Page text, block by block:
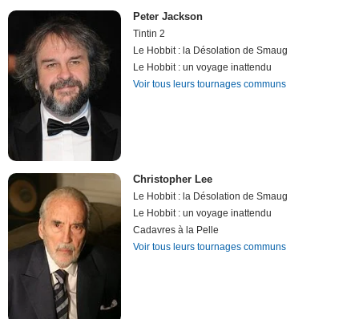
Peter Jackson
Tintin 2
Le Hobbit : la Désolation de Smaug
Le Hobbit : un voyage inattendu
Voir tous leurs tournages communs
Christopher Lee
Le Hobbit : la Désolation de Smaug
Le Hobbit : un voyage inattendu
Cadavres à la Pelle
Voir tous leurs tournages communs